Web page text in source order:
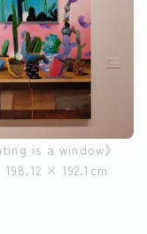
is a window》
× 192.1cm